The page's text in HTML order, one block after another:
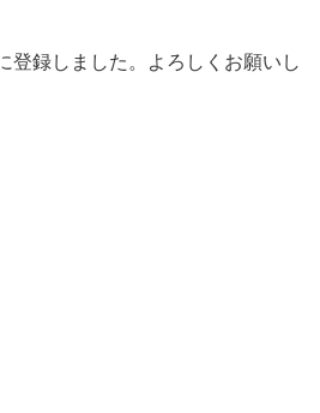
登録しました。よろしくお願いし